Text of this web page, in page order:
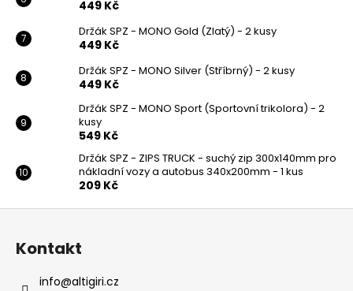
449 Kč
Držák SPZ - MONO Gold (Zlatý) - 2 kusy
449 Kč
Držák SPZ - MONO Silver (Stříbrný) - 2 kusy
449 Kč
Držák SPZ - MONO Sport (Sportovní trikolora) - 2
kusy
549 Kč
Držák SPZ - ZIPS TRUCK - suchý zip 300x140mm pro
nákladní vozy a autobus 340x200mm - 1 kus
209 Kč
Kontakt
info@altigiri.cz